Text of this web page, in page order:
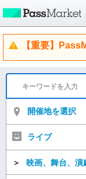
【重要】
開催地を選択
ライブ
＞ 映画、舞台、演